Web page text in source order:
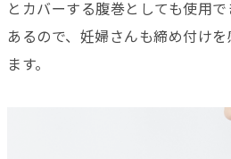
とカバーする腹巻としても使用
あるので、妊婦さんも締め付け
ます。